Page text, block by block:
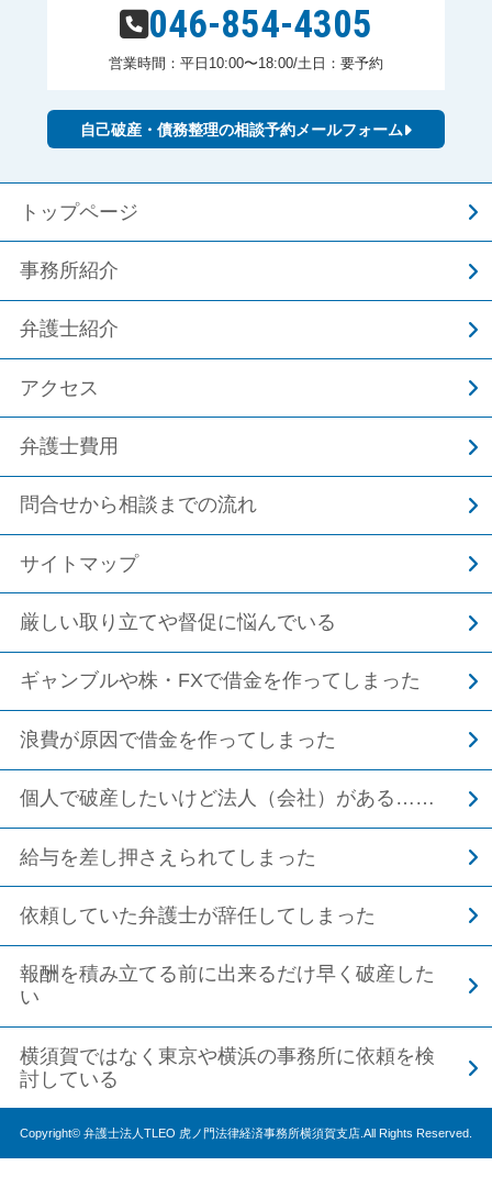
046-854-4305
営業時間：平日10:00〜18:00/土日：要予約
自己破産・債務整理の相談予約メールフォーム
トップページ
事務所紹介
弁護士紹介
アクセス
弁護士費用
問合せから相談までの流れ
サイトマップ
厳しい取り立てや督促に悩んでいる
ギャンブルや株・FXで借金を作ってしまった
浪費が原因で借金を作ってしまった
個人で破産したいけど法人（会社）がある……
給与を差し押さえられてしまった
依頼していた弁護士が辞任してしまった
報酬を積み立てる前に出来るだけ早く破産した
い
横須賀ではなく東京や横浜の事務所に依頼を検
討している
Copyright© 弁護士法人TLEO 虎ノ門法律経済事務所横須賀支店.All Rights Reserved.